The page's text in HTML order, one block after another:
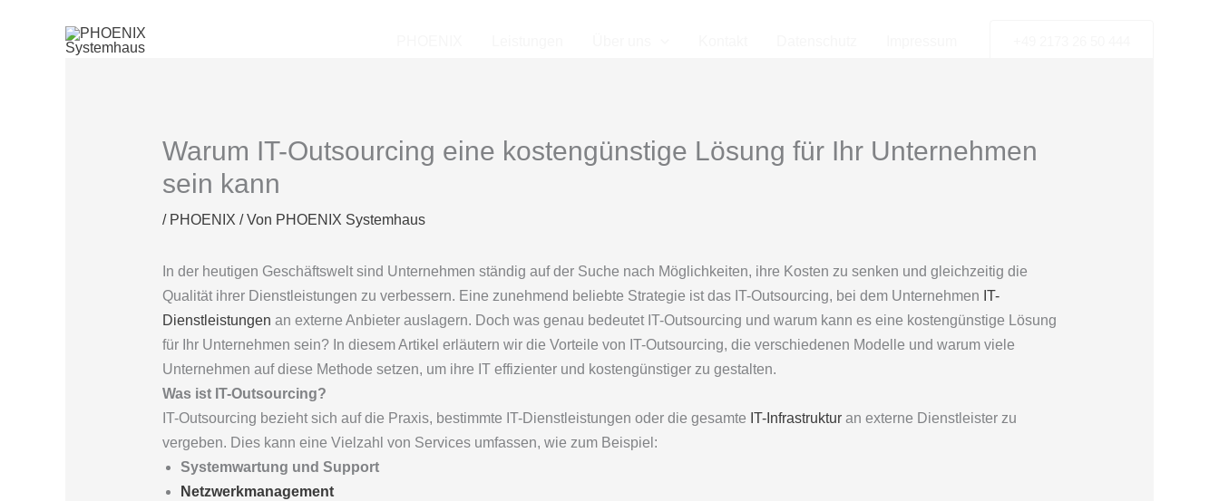
Warum IT-Outsourcing eine kostengünstige Lösung für Ihr Unternehmen
sein kann
/ PHOENIX / Von PHOENIX Systemhaus
In der heutigen Geschäftswelt sind Unternehmen ständig auf der Suche nach Möglichkeiten, ihre Kosten zu senken und gleichzeitig die
Qualität ihrer Dienstleistungen zu verbessern. Eine zunehmend beliebte Strategie ist das IT-Outsourcing, bei dem Unternehmen IT-
Dienstleistungen an externe Anbieter auslagern. Doch was genau bedeutet IT-Outsourcing und warum kann es eine kostengünstige Lösung
für Ihr Unternehmen sein? In diesem Artikel erläutern wir die Vorteile von IT-Outsourcing, die verschiedenen Modelle und warum viele
Unternehmen auf diese Methode setzen, um ihre IT effizienter und kostengünstiger zu gestalten.
Was ist IT-Outsourcing?
IT-Outsourcing bezieht sich auf die Praxis, bestimmte IT-Dienstleistungen oder die gesamte IT-Infrastrukturan externe Dienstleister zu
vergeben. Dies kann eine Vielzahl von Services umfassen, wie zum Beispiel:
Systemwartung und Support
Netzwerkmanagement